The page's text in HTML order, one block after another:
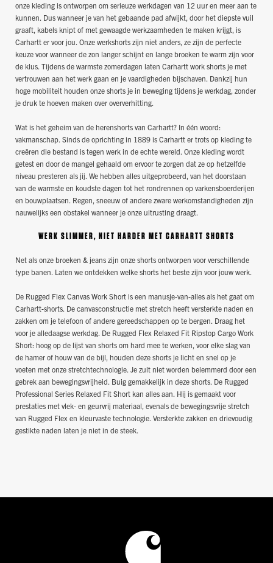
onze kleding is ontworpen om serieuze werkdagen van 12 uur en meer aan te
kunnen. Dus wanneer je van het gebaande pad afwijkt, door het diepste vuil
graaft, kabels knipt of met gewaagde werkzaamheden te maken krijgt, is
Carhartt er voor jou. Onze werkshorts zijn niet anders, ze zijn de perfecte
keuze voor wanneer de zon langer schijnt en lange broeken te warm zijn voor
de klus. Tijdens de warmste zomerdagen laten Carhartt work shorts je met
vertrouwen aan het werk gaan en je vaardigheden bijschaven. Dankzij hun
hoge mobiliteit houden onze shorts je in beweging tijdens je werkdag, zonder
je druk te hoeven maken over oververhitting.
Wat is het geheim van de herenshorts van Carhartt? In één woord:
vakmanschap. Sinds de oprichting in 1889 is Carhartt er trots op kleding te
creëren die bestand is tegen werk in de echte wereld. Onze kleding wordt
getest en door de mangel gehaald om ervoor te zorgen dat ze op hetzelfde
niveau presteren als jij. We hebben alles uitgeprobeerd, van het doorstaan
van de warmste en koudste dagen tot het rondrennen op varkensboerderijen
en bouwplaatsen. Regen, sneeuw of andere zware werkomstandigheden zijn
nauwelijks een obstakel wanneer je onze uitrusting draagt.
WERK SLIMMER, NIET HARDER MET CARHARTT SHORTS
Net als onze broeken & jeans zijn onze shorts ontworpen voor verschillende
type banen. Laten we ontdekken welke shorts het beste zijn voor jouw werk.
De Rugged Flex Canvas Work Short is een manusje-van-alles als het gaat om
Carhartt-shorts. De canvasconstructie met stretch heeft versterkte naden en
zakken om je telefoon of andere gereedschappen op te bergen. Draag het
voor je alledaagse werkdag. De Rugged Flex Relaxed Fit Ripstop Cargo Work
Short: hoog op de lijst van shorts om hard mee te werken, voor elke slag van
de hamer of houw van de bijl, houden deze shorts je licht en snel op je
voeten met onze stretchtechnologie. Je zult niet worden belemmerd door een
gebrek aan bewegingsvrijheid. Buig gemakkelijk in deze shorts. De Rugged
Professional Series Relaxed Fit Short kan alles aan. Hij is gemaakt voor
prestaties met vlek- en geurvrij materiaal, evenals de bewegingsvrije stretch
van Rugged Flex en kleurvaste technologie. Versterkte zakken en drievoudig
gestikte naden laten je niet in de steek.